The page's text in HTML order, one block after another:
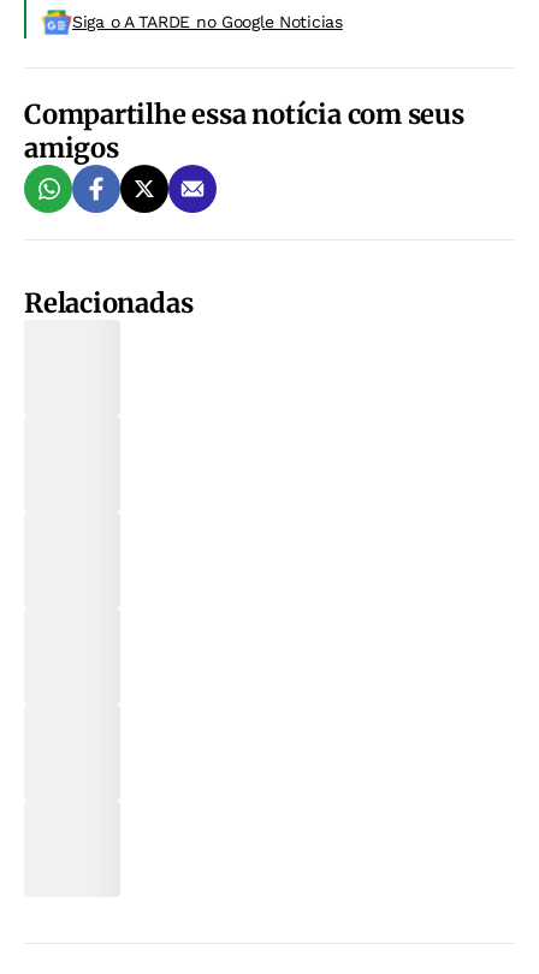
Siga o A TARDE no Google Noticias
Compartilhe essa notícia com seus
amigos
Relacionadas